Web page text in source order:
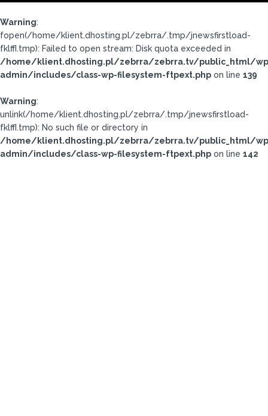
Warning:
fopen(/home/klient.dhosting.pl/zebrra/.tmp/jnewsfirstload-
fklffI.tmp): Failed to open stream: Disk quota exceeded in
/home/klient.dhosting.pl/zebrra/zebrra.tv/public_html/
admin/includes/class-wp-filesystem-ftpext.php on line 139
Warning:
unlink(/home/klient.dhosting.pl/zebrra/.tmp/jnewsfirstload-
fklffI.tmp): No such file or directory in
/home/klient.dhosting.pl/zebrra/zebrra.tv/public_html/
admin/includes/class-wp-filesystem-ftpext.php on line 142